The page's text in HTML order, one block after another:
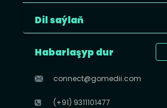
Dil saýlaň
Habarlaşyp dur
connect@gomedii.com
(+91) 9311101477